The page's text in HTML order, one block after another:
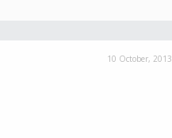
10 October, 2013